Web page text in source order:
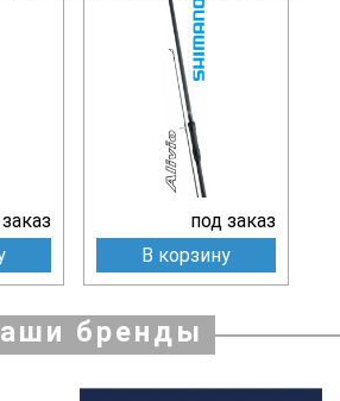
под заказ
В корзину
бренды